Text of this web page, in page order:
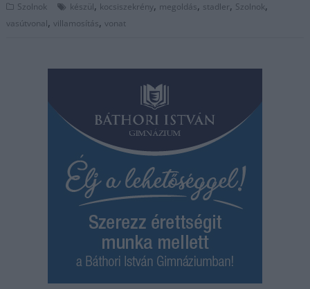
Szolnok készül, kocsiszekrény, megoldás, stadler, Szolnok,
vasútvonal,villamosítás,vonat